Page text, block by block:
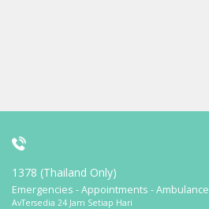
1378 (Thailand Only)
Emergencies - Appointments - Ambulance
AvTersedia 24 Jam Setiap Hari